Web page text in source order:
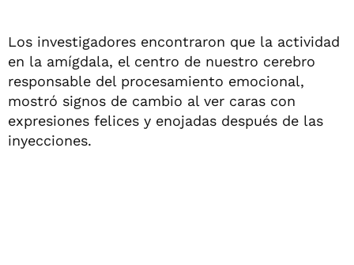
Los investigadores encontraron que la actividad
en la amígdala, el centro de nuestro cerebro
responsable del procesamiento emocional,
mostró signos de cambio al ver caras con
expresiones felices y enojadas después de las
inyecciones.